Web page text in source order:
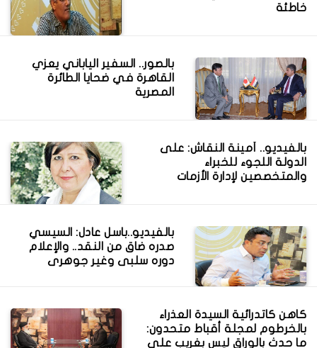
خاطئة
بالصور.. السفير الياباني يعزي
القاهرة في ضحايا الطائرة
المصرية
بالفيديو.. أمينة النقاش: على
الدولة اللجوء للخبراء
والمتخصصين لإدارة الأزمات
بالفيديو..باسل عادل: السيسي
صدره ضاق من النقد.. والإعلام
دوره سلبى وغير جوهرى
كاهن كاتدرائية السيدة العذراء
بالخرطوم لمجلة أقباط متحدون:
ما حدث بالوراق ليس بغريب على